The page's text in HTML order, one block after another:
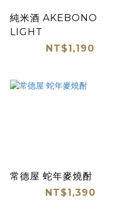
純米酒 AKEBONO
LIGHT
NT$1,190
常德屋 蛇年麥燒酎
NT$1,390